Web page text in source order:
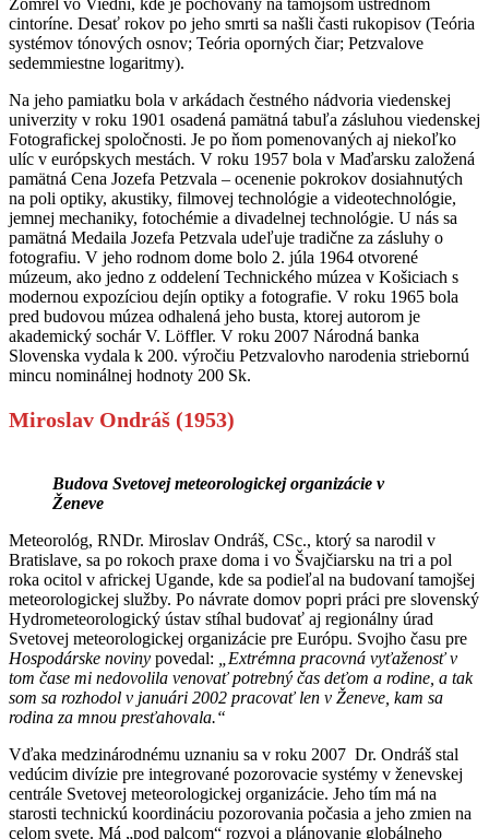
cintoríne. Desať rokov po jeho smrti sa našli časti rukopisov (Teória
systémov tónových osnov; Teória oporných čiar; Petzvalove
sedemmiestne logaritmy).
Na jeho pamiatku bola v arkádach čestného nádvoria viedenskej
univerzity v roku 1901 osadená pamätná tabuľa zásluhou viedenskej
Fotografickej spoločnosti. Je po ňom pomenovaných aj niekoľko
ulíc v európskych mestách. V roku 1957 bola v Maďarsku založená
pamätná Cena Jozefa Petzvala – ocenenie pokrokov dosiahnutých
na poli optiky, akustiky, filmovej technológie a videotechnológie,
jemnej mechaniky, fotochémie a divadelnej technológie. U nás sa
pamätná Medaila Jozefa Petzvala udeľuje tradične za zásluhy o
fotografiu. V jeho rodnom dome bolo 2. júla 1964 otvorené
múzeum, ako jedno z oddelení Technického múzea v Košiciach s
modernou expozíciou dejín optiky a fotografie. V roku 1965 bola
pred budovou múzea odhalená jeho busta, ktorej autorom je
akademický sochár V. Löffler. V roku 2007 Národná banka
Slovenska vydala k 200. výročiu Petzvalovho narodenia striebornú
mincu nominálnej hodnoty 200 Sk.
Miroslav Ondráš (1953)
Budova Svetovej meteorologickej organizácie v
Ženeve
Meteorológ, RNDr. Miroslav Ondráš, CSc., ktorý sa narodil v
Bratislave, sa po rokoch praxe doma i vo Švajčiarsku na tri a pol
roka ocitol v africkej Ugande, kde sa podieľal na budovaní tamojšej
meteorologickej služby. Po návrate domov popri práci pre slovenský
Hydrometeorologický ústav stíhal budovať aj regionálny úrad
Svetovej meteorologickej organizácie pre Európu. Svojho času pre
Hospodárske noviny povedal:
„Extrémna pracovná vyťaženosť v
tom čase mi nedovolila venovať potrebný čas deťom a rodine, a tak
som sa rozhodol v januári 2002 pracovať len v Ženeve, kam sa
rodina za mnou presťahovala.“
Vďaka medzinárodnému uznaniu sa v roku 2007 Dr. Ondráš stal
vedúcim divízie pre integrované pozorovacie systémy v ženevskej
centrále Svetovej meteorologickej organizácie. Jeho tím má na
starosti technickú koordináciu pozorovania počasia a jeho zmien na
celom svete. Má „pod palcom“ rozvoj a plánovanie globálneho